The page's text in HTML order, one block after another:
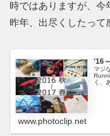
時ではありますが、今
昨年、出尽くしたって
'16
マジ
く、
www.photoclip.net